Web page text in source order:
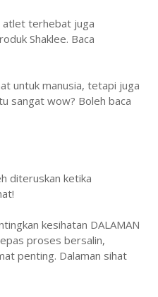
atlet terhebat juga
Shaklee. Baca
untuk manusia, tetapi juga
sangat wow? Boleh baca
diteruskan ketika
kesihatan DALAMAN
proses bersalin,
penting. Dalaman sihat